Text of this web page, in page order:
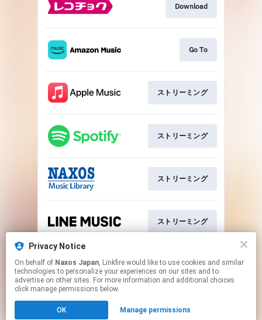
Download
Go To
ストリーミング
ストリーミング
ストリーミング
ストリーミング
ストリーミング
Privacy Notice
On behalf of Naxos Japan, Linkfire would like to use cookies and similar
technologies to personalize your experiences on our sites and to
advertise on other sites. For more information and additional choices
click manage permissions below.
OK Manage permissions